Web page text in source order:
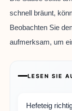
schnell bräunt,
Beobachten Sie
aufmerksam, um
LESEN SIE
Hefeteig